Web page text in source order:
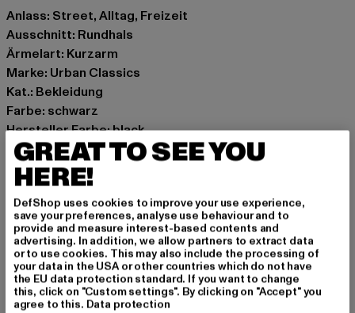
Anlass: Street, Alltag, Freizeit
Ausschnitt: Rundhals
Ärmelart: Kurzarm
Marke: Urban Classics
Kat.: Bekleidung
Farbe: schwarz
Hersteller Farbe: black
Materialzusammensetzung: 100% Baumwolle
Art.Nr: TB4410-00007
Hersteller: TB International GmbH |info@tbint.de
Dr.-Robert-Murjahn-Straße 7 | 64372 Ober-Ramstadt |
DE
GRÖSSE & PASSFORM
GREAT TO SEE YOU
HERE!
DefShop uses cookies to improve your use experience,
save your preferences, analyse use behaviour and to
provide and measure interest-based contents and
advertising. In addition, we allow partners to extract data
or to use cookies. This may also include the processing of
your data in the USA or other countries which do not have
the EU data protection standard. If you want to change
this, click on "Custom settings". By clicking on "Accept" you
agree to this. Data protection